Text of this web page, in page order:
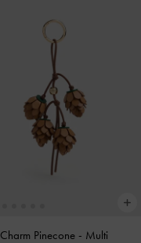
Charm Pinecone - Multi